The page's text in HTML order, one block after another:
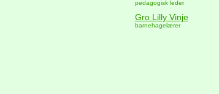
pedagogisk leder
Gro Lilly Vinje
barnehagelærer